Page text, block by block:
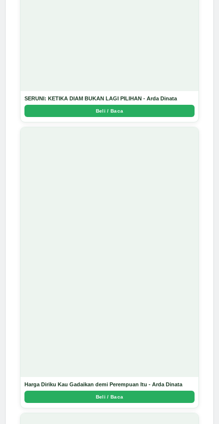
SERUNI: KETIKA DIAM BUKAN LAGI PILIHAN - Arda Dinata
Beli / Baca
Harga Diriku Kau Gadaikan demi Perempuan Itu - Arda Dinata
Beli / Baca